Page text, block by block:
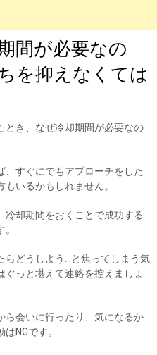
間が必要なの
を抑えなくては
とき、なぜ冷却期間が必要なの
、すぐにでもアプローチをした
いるかもしれません。
冷却期間をおくことで成功する
らどうしよう…と焦ってしまう気
っと堪えて連絡を控えましょ
ら会いに行ったり、気になるか
NGです。